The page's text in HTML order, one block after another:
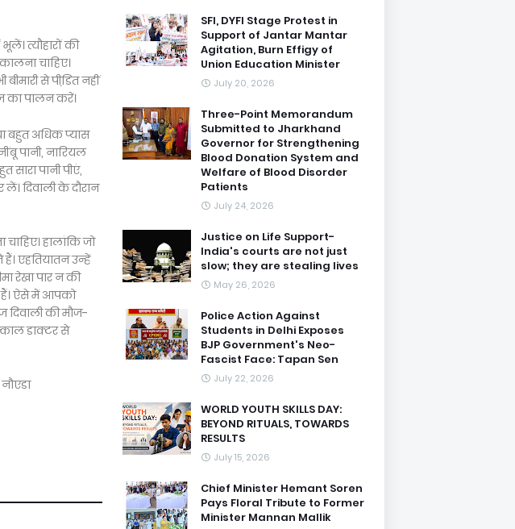
त्यौहारों की
चाहिए।
से पीडि़त नहीं
का पालन करें।
बहुत अधिक प्यास
पानी, नारियल
पानी पीएं,
दिवाली के दौरान
हालांकि जो
एहतियातन उन्हें
रेखा पार न की
हैं। ऐसे में आपको
दिवाली की मौज-
डाक्टर से
SFI, DYFI Stage Protest in
Support of Jantar Mantar
Agitation, Burn Effigy of
Union Education Minister
July 20, 2026
Three-Point Memorandum
Submitted to Jharkhand
Governor for Strengthening
Blood Donation System and
Welfare of Blood Disorder
Patients
July 24, 2026
Justice on Life Support-
India's courts are not just
slow; they are stealing lives
May 26, 2026
Police Action Against
Students in Delhi Exposes
BJP Government's Neo-
Fascist Face: Tapan Sen
July 22, 2026
WORLD YOUTH SKILLS DAY:
BEYOND RITUALS, TOWARDS
RESULTS
July 15, 2026
Chief Minister Hemant Soren
Pays Floral Tribute to Former
Minister Mannan Mallik